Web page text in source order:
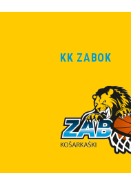
KK ZABOK